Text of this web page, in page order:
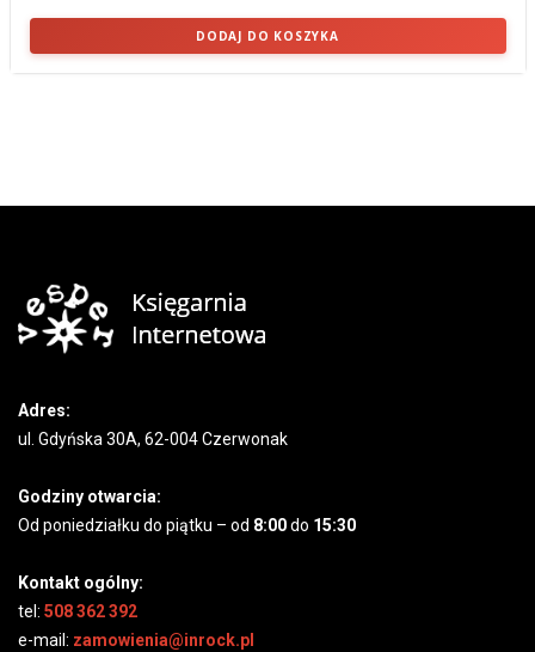
DODAJ DO KOSZYKA
Adres:
ul. Gdyńska 30A, 62-004 Czerwonak
Godziny otwarcia:
Od poniedziałku do piątku – od 8:00do 15:30
Kontakt ogólny:
tel: 508 362 392
e-mail: zamowienia@inrock.pl